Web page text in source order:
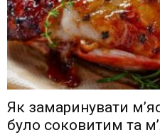
Як замаринувати
було соковитим та